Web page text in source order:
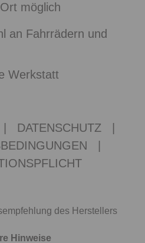
möglich
an Fahrrädern und
Werkstatt
DATENSCHUTZ
des Herstellers
Hinweise